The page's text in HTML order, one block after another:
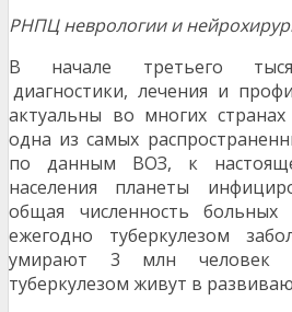
РНПЦ неврологии и
В начале третьего
диагностики, лечения и
актуальны во многих
одна из самых
по данным ВОЗ, к
населения планеты
общая численность
ежегодно туберкулезом
умирают 3 млн человек
туберкулезом живут в